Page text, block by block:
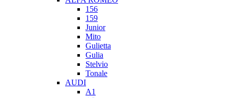
156
159
Junior
Mito
Gulietta
Gulia
Stelvio
Tonale
AUDI
A1